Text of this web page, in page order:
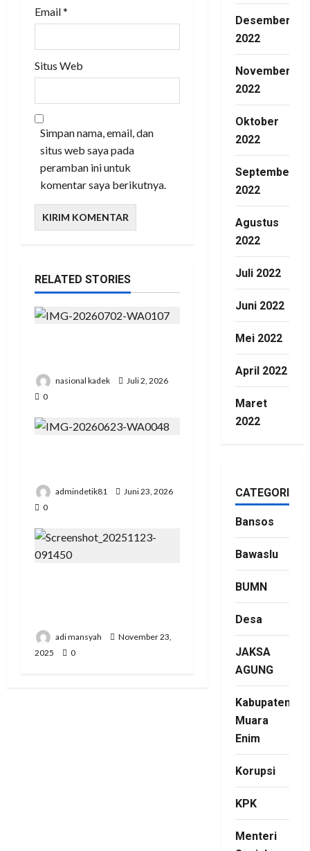
Email*
Situs Web
Simpan nama, email, dan
situs web saya pada
peramban ini untuk
komentar saya berikutnya.
RELATED STORIES
nasional kadek
Juli 2, 2026
0
admindetik81
Juni 23, 2026
0
adi mansyah
November 23,
2025
0
Desember
2022
November
2022
Oktober
2022
September
2022
Agustus
2022
Juli 2022
Juni 2022
Mei 2022
April 2022
Maret
2022
CATEGORIES
Bansos
Bawaslu
BUMN
Desa
JAKSA
AGUNG
Kabupaten
Muara
Enim
Korupsi
KPK
Menteri